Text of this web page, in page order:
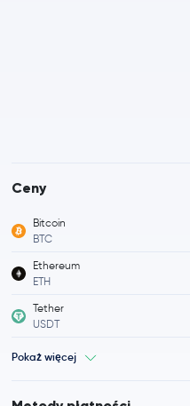
Ceny
Bitcoin
BTC
Ethereum
ETH
Tether
USDT
Pokaż więcej